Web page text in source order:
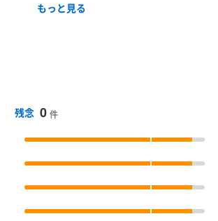
もっと見る
残念 0 件